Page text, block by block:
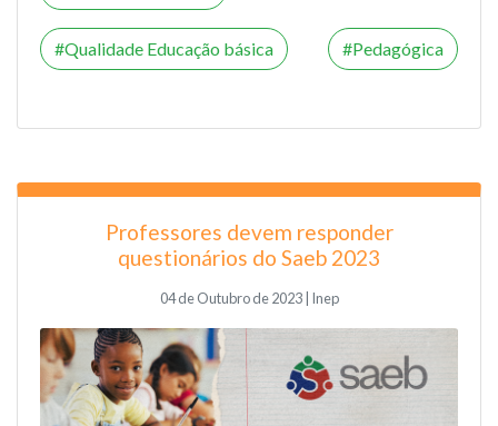
Qualidade Educação básica Pedagógica
Professores devem responder
questionários do Saeb 2023
04 de Outubro de 2023 | Inep